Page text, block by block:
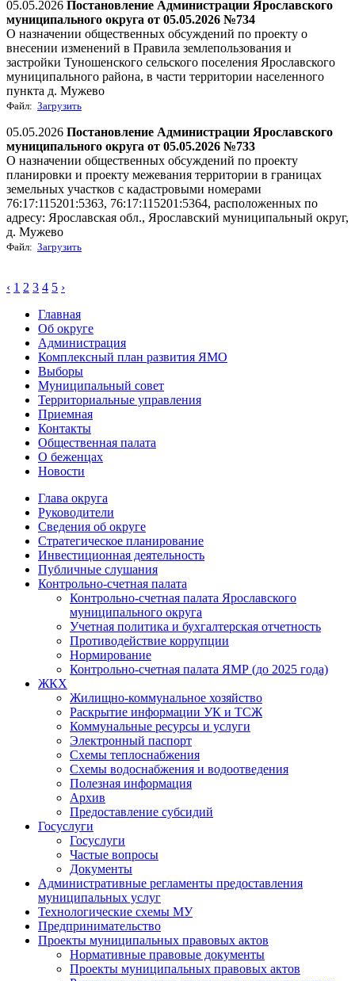
05.05.2026 Постановление Администрации Ярославского
муниципального округа от 05.05.2026 №734
О назначении общественных обсуждений по проекту о
внесении изменений в Правила землепользования и
застройки Туношенского сельского поселения Ярославского
муниципального района, в части территории населенного
пункта д. Мужево
Файл: Загрузить
05.05.2026 Постановление Администрации Ярославского
муниципального округа от 05.05.2026 №733
О назначении общественных обсуждений по проекту
планировки и проекту межевания территории в границах
земельных участков с кадастровыми номерами
76:17:115201:5363, 76:17:115201:5364, расположенных по
адресу: Ярославская обл., Ярославский муниципальный округ,
д. Мужево
Файл: Загрузить
‹ 1 2 3 4 5 ›
Главная
Об округе
Администрация
Комплексный план развития ЯМО
Выборы
Муниципальный совет
Территориальные управления
Приемная
Контакты
Общественная палата
О беженцах
Новости
Глава округа
Руководители
Cведения об округе
Стратегическое планирование
Инвестиционная деятельность
Публичные слушания
Контрольно-счетная палата
Контрольно-счетная палата Ярославского
муниципального округа
Учетная политика и бухгалтерская отчетность
Противодействие коррупции
Нормирование
Контрольно-счетная палата ЯМР (до 2025 года)
ЖКХ
Жилищно-коммунальное хозяйство
Раскрытие информации УК и ТСЖ
Коммунальные ресурсы и услуги
Электронный паспорт
Схемы теплоснабжения
Схемы водоснабжения и водоотведения
Полезная информация
Архив
Предоставление субсидий
Госуслуги
Госуслуги
Частые вопросы
Документы
Административные регламенты предоставления
муниципальных услуг
Технологические схемы МУ
Предпринимательство
Проекты муниципальных правовых актов
Нормативные правовые документы
Проекты муниципальных правовых актов